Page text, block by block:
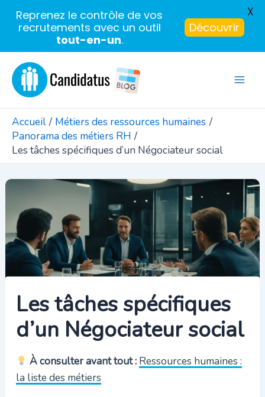
Aller
contenu
Accueil
Métiers des ressources humaines
Panorama des métiers RH
Les tâches spécifiques d’un Négociateur social
Les tâches spécifiques
d’un Négociateur social
À consulter avant tout : Ressources humaines :
la liste des métiers
Reprenez le contrôle de vos
recrutements avec un outil
tout-en-un.
Découvrir
X